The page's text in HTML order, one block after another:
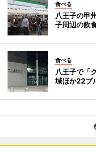
食べる
八王子の甲
子周辺の飲
食べる
八王子で「
域ほか22ブ